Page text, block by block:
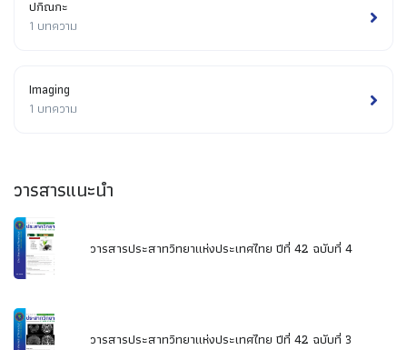
ปกิณกะ
1 บทความ
Imaging
1 บทความ
วารสารแนะนำ
วารสารประสาทวิทยาแห่งประเทศไทย ปีที่ 42 ฉบับที่ 4
วารสารประสาทวิทยาแห่งประเทศไทย ปีที่ 42 ฉบับที่ 3